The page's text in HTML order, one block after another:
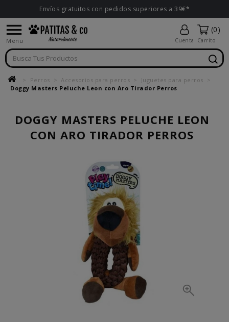
Envíos gratuitos con pedidos superiores a 39€*

Menu Cuenta
(0)
Carrito
Perros Accesorios para perros
Juguetes para perros
Doggy Masters Peluche Leon con Aro Tirador Perros
DOGGY MASTERS PELUCHE LEON
CON ARO TIRADOR PERROS